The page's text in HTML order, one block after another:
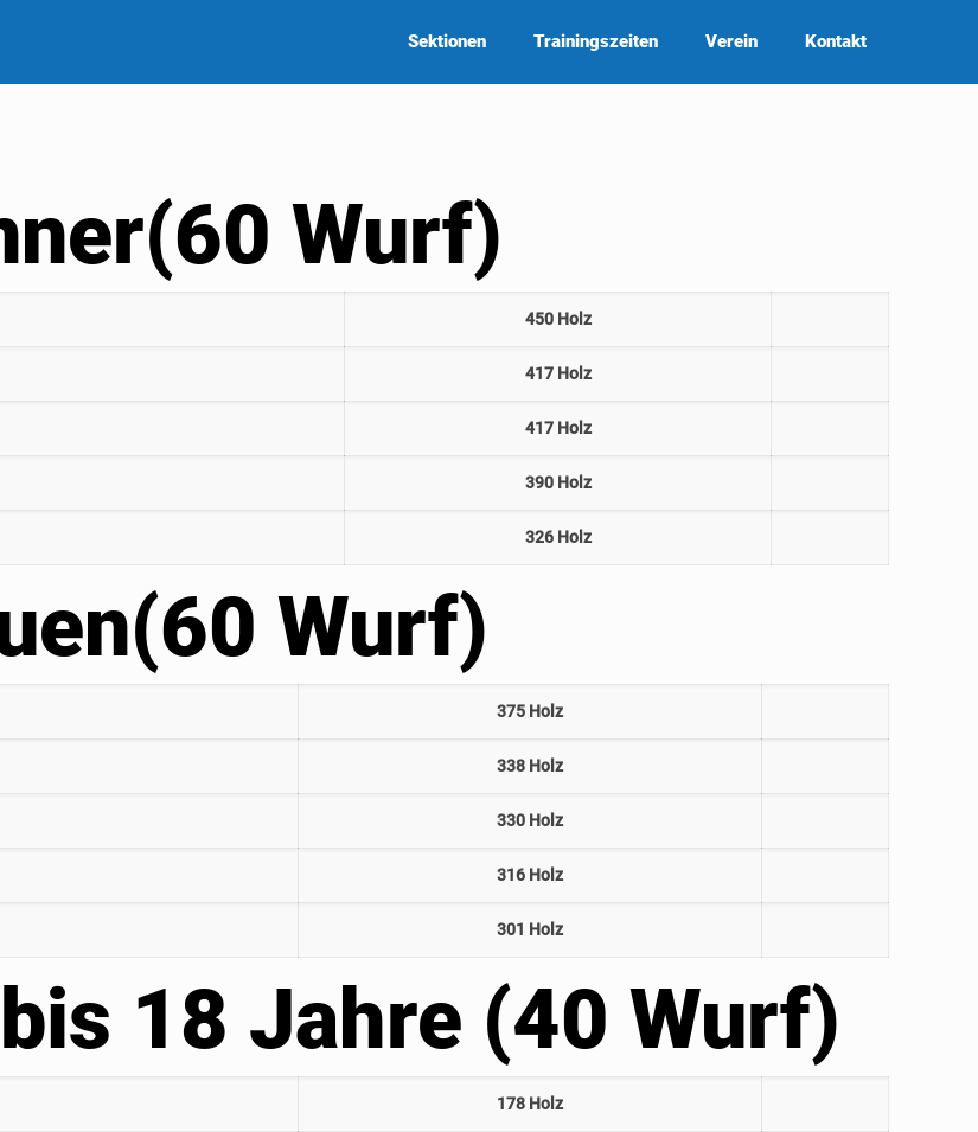
Sektionen Trainingszeiten Verein Kontakt
Wurf)
450 Holz
417 Holz
417 Holz
390 Holz
326 Holz
Wurf)
375 Holz
338 Holz
330 Holz
316 Holz
301 Holz
18 Jahre (40 Wurf)
178 Holz